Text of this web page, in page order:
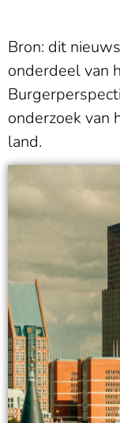
Bron: dit
onderdeel van
onderzoek van
land.